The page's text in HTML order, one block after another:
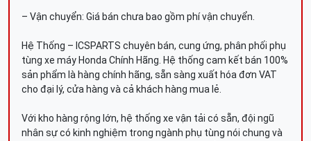
– Vận chuyển: Giá bán chưa bao gồm phí vận chuyển.
Hệ Thống – ICSPARTS chuyên bán, cung ứng, phân phối phụ
tùng xe máy Honda Chính Hãng. Hệ thống cam kết bán 100%
sản phẩm là hàng chính hãng, sẵn sàng xuất hóa đơn VAT
cho đại lý, cửa hàng và cả khách hàng mua lẻ.
Với kho hàng rộng lớn, hệ thống xe vận tải có sẵn, đội ngũ
nhân sự có kinh nghiệm trong ngành phụ tùng nói chung và